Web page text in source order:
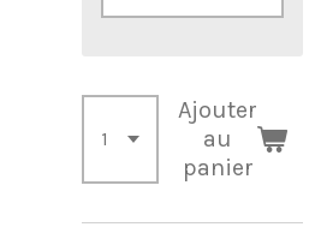
Ajouter
au
panier